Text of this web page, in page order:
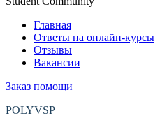
Главная
Ответы на онлайн-курсы
Отзывы
Вакансии
Заказ помощи
POLYVSP